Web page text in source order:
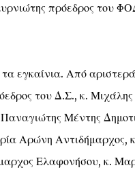
πρόεδρος του
εγκαίνια. Από
του Δ.Σ., κ.
Μέντης
Αρώνη Αντιδήμαρχος,
Ελαφονήσου, κ.